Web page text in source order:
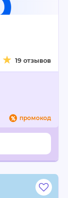
19 отзывов
промокод